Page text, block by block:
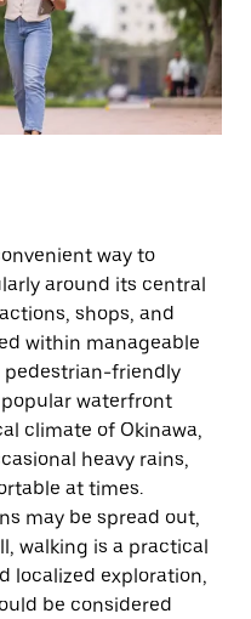
way to
around its central
shops, and
within manageable
pedestrian-friendly
waterfront
climate of Okinawa,
heavy rains,
at times.
may be spread out,
walking is a practical
localized exploration,
be considered